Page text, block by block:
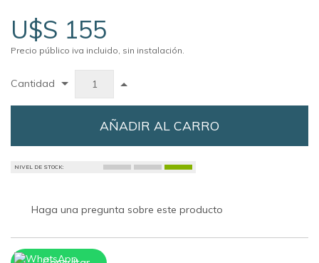
U$S 155
Precio público iva incluido, sin instalación.
Cantidad
AÑADIR AL CARRO
NIVEL DE STOCK:
Haga una pregunta sobre este producto